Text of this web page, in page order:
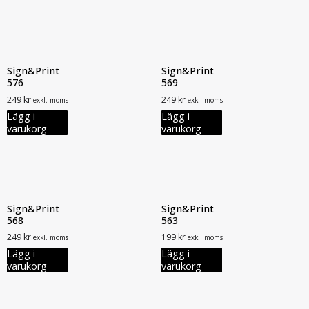
Sign&Print
576
249kr exkl. moms
Lägg i
varukorg
Sign&Print
569
249kr exkl. moms
Lägg i
varukorg
Sign&Print
568
249kr exkl. moms
Lägg i
varukorg
Sign&Print
563
199kr exkl. moms
Lägg i
varukorg